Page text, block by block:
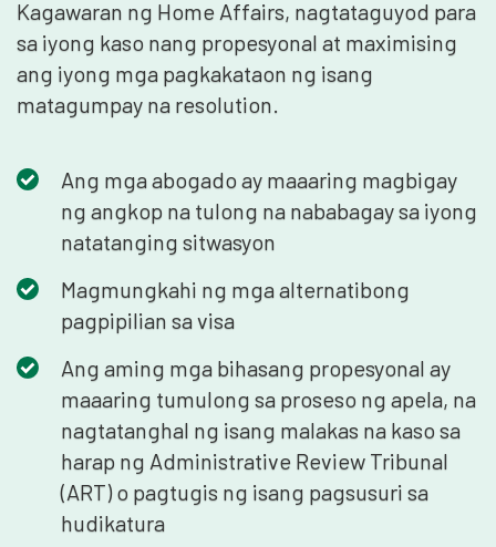
Kagawaran ng Home Affairs, nagtataguyod para
sa iyong kaso nang propesyonal at maximising
ang iyong mga pagkakataon ng isang
matagumpay na resolution.
Ang mga abogado ay maaaring magbigay
ng angkop na tulong na nababagay sa iyong
natatanging sitwasyon
Magmungkahi ng mga alternatibong
pagpipilian sa visa
Ang aming mga bihasang propesyonal ay
maaaring tumulong sa proseso ng apela, na
nagtatanghal ng isang malakas na kaso sa
harap ng Administrative Review Tribunal
(ART) o pagtugis ng isang pagsusuri sa
hudikatura